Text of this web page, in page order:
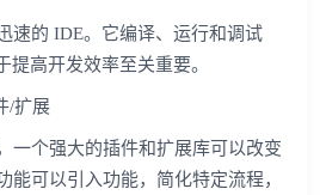
速的 IDE。它编译、运行和调试
提高开发效率至关重要。
/扩展
一个强大的插件和扩展库可以改变
能可以引入功能，简化特定流程，